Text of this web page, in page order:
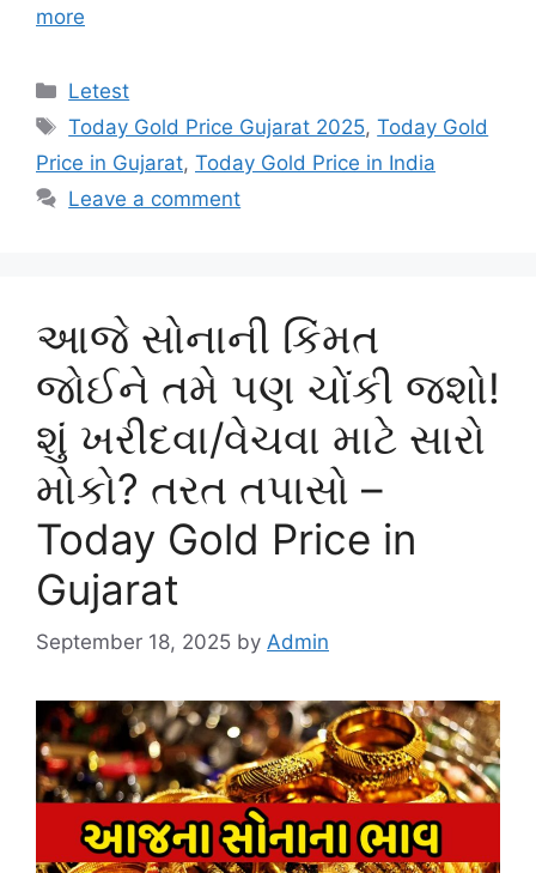
more
Categories
Letest
Tags
Today Gold Price Gujarat 2025,Today Gold
Price in Gujarat, Today Gold Price in India
Leave a comment
આજે સોનાની કિંમત
જોઈને તમે પણ ચોંકી જશો!
શું ખરીદવા/વેચવા માટે સારો
મોકો? તરત તપાસો –
Today Gold Price in
Gujarat
September 18, 2025 by Admin